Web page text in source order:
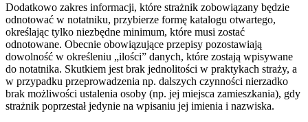
Dodatkowo zakres informacji, które strażnik zobowiązany będzie
odnotować w notatniku, przybierze formę katalogu otwartego,
określając tylko niezbędne minimum, które musi zostać
odnotowane. Obecnie obowiązujące przepisy pozostawiają
dowolność w określeniu „ilości” danych, które zostają wpisywane
do notatnika. Skutkiem jest brak jednolitości w praktykach straży, a
w przypadku przeprowadzenia np. dalszych czynności nierzadko
brak możliwości ustalenia osoby (np. jej miejsca zamieszkania), gdy
strażnik poprzestał jedynie na wpisaniu jej imienia i nazwiska.